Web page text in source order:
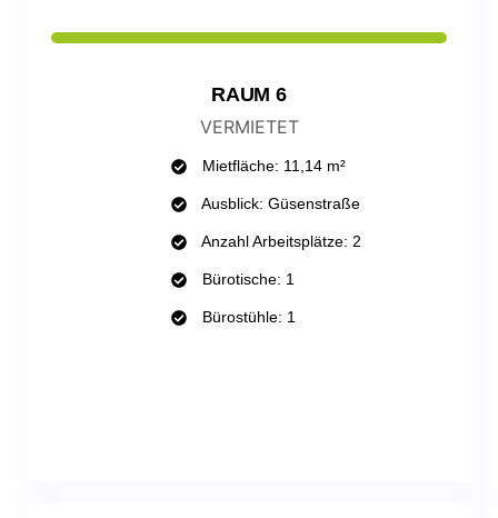
RAUM 6
VERMIETET
Mietfläche: 11,14 m²
Ausblick: Güsenstraße
Anzahl Arbeitsplätze: 2
Bürotische: 1
Bürostühle: 1